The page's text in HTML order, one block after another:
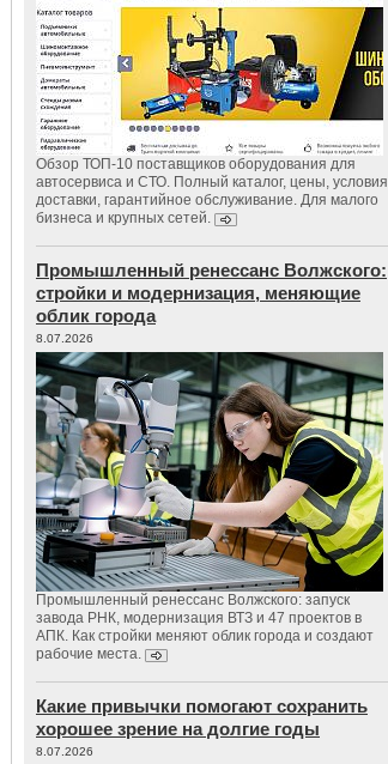
Обзор ТОП-10 поставщиков оборудования для
автосервиса и СТО. Полный каталог, цены, условия
доставки, гарантийное обслуживание. Для малого
бизнеса и крупных сетей.
Промышленный ренессанс Волжского:
стройки и модернизация, меняющие
облик города
8.07.2026
Промышленный ренессанс Волжского: запуск
завода РНК, модернизация ВТЗ и 47 проектов в
АПК. Как стройки меняют облик города и создают
рабочие места.
Какие привычки помогают сохранить
хорошее зрение на долгие годы
8.07.2026